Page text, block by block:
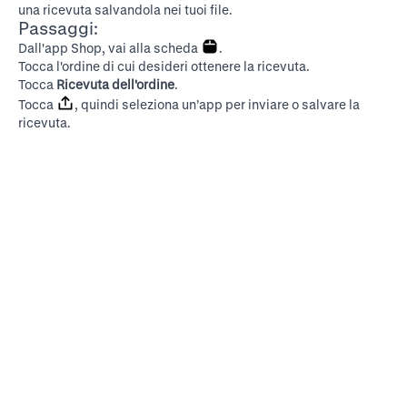
una ricevuta salvandola nei tuoi file.
Passaggi:
Dall'app Shop, vai alla scheda
.
Tocca l'ordine di cui desideri ottenere la ricevuta.
Tocca Ricevuta dell'ordine.
Tocca
, quindi seleziona un’app per inviare o salvare la
ricevuta.